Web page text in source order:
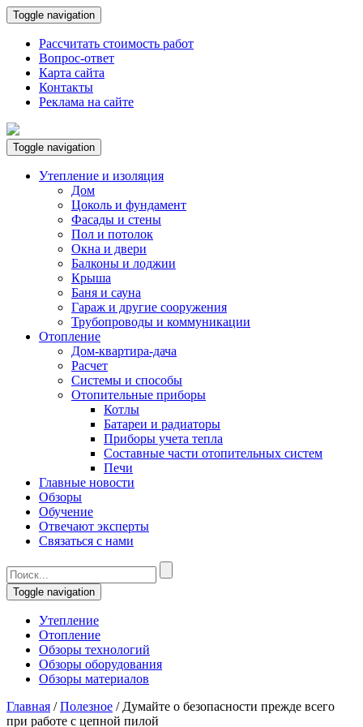
Toggle navigation
Рассчитать стоимость работ
Вопрос-ответ
Карта сайта
Контакты
Реклама на сайте
Toggle navigation
Утепление и изоляция
Дом
Цоколь и фундамент
Фасады и стены
Пол и потолок
Окна и двери
Балконы и лоджии
Крыша
Баня и сауна
Гараж и другие сооружения
Трубопроводы и коммуникации
Отопление
Дом-квартира-дача
Расчет
Системы и способы
Отопительные приборы
Котлы
Батареи и радиаторы
Приборы учета тепла
Составные части отопительных систем
Печи
Главные новости
Обзоры
Обучение
Отвечают эксперты
Связаться с нами
Toggle navigation
Утепление
Отопление
Обзоры технологий
Обзоры оборудования
Обзоры материалов
Главная /Полезное / Думайте о безопасности прежде всего
при работе с цепной пилой